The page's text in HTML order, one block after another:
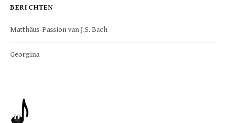
BERICHTEN
Matthäus-Passion van J.S. Bach
Georgina